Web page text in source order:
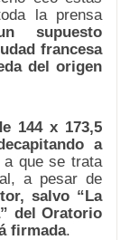
la prensa
supuesto
francesa
del origen
144 x 173,5
a
a que se trata
a pesar de
salvo “La
del Oratorio
firmada.